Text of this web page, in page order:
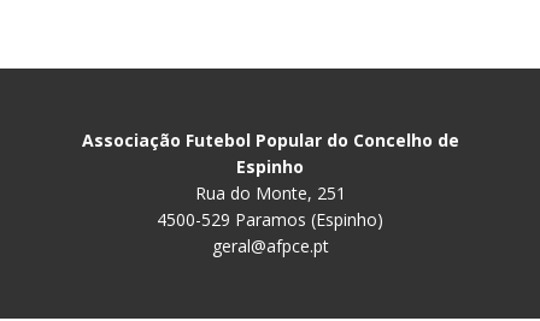
Associação Futebol Popular do Concelho de
Espinho
Rua do Monte, 251
4500-529 Paramos (Espinho)
geral@afpce.pt